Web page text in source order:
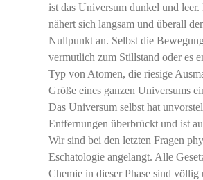
ist das Universum dunkel und
nähert sich langsam und überall
Nullpunkt an. Selbst die
vermutlich zum Stillstand oder es
Typ von Atomen, die riesige
Größe eines ganzen Universums
Das Universum selbst hat
Entfernungen überbrückt und ist
Wir sind bei den letzten Fragen
Eschatologie angelangt. Alle
Chemie in dieser Phase sind völlig